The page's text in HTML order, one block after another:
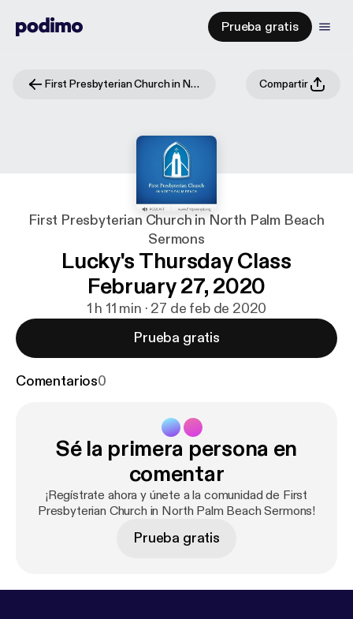
Prueba gratis
First Presbyterian Church in North Palm Beach Sermons Compartir
First Presbyterian Church in North Palm Beach
Sermons
Lucky's Thursday Class
February 27, 2020
1 h 11 min · 27 de feb de 2020
Prueba gratis
Comentarios0
Sé la primera persona en
comentar
¡Regístrate ahora y únete a la comunidad de First
Presbyterian Church in North Palm Beach Sermons!
Prueba gratis